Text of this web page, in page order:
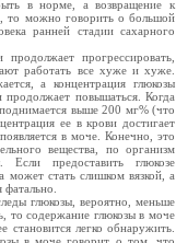
в норме, а возвращение к
то можно говорить о большой
ранней стадии сахарного
прогрессировать,
работать все хуже и хуже.
а концентрация глюкозы
продолжает повышаться. Когда
выше 200 мг% (что
ее в крови достигает
в моче. Конечно, это
вещества, по организм
предоставить глюкозе
может стать слишком вязкой, а
глюкозы, вероятно, меньше
то содержание глюкозы в моче
становится легко обнаружить.